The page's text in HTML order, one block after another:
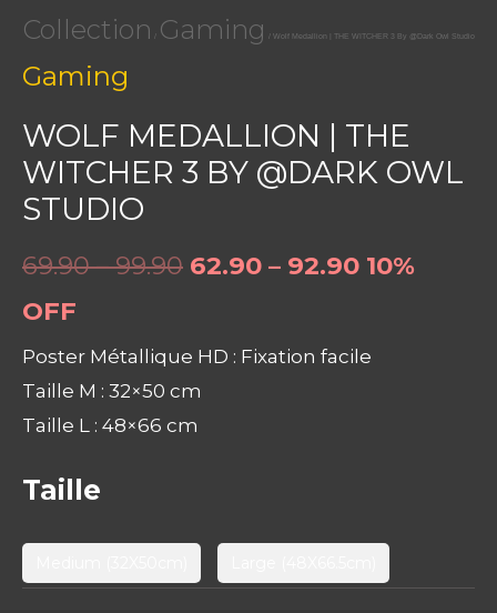
Collection / Gaming / Wolf Medallion | THE WITCHER 3 By @Dark Owl Studio
Gaming
WOLF MEDALLION | THE
WITCHER 3 BY @DARK OWL
STUDIO
69.90 – 99.90 62.90 – 92.90 10%
OFF
Poster Métallique HD : Fixation facile
Taille M : 32×50 cm
Taille L : 48×66 cm
Taille